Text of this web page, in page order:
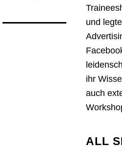
und
ihr
auch
ALL